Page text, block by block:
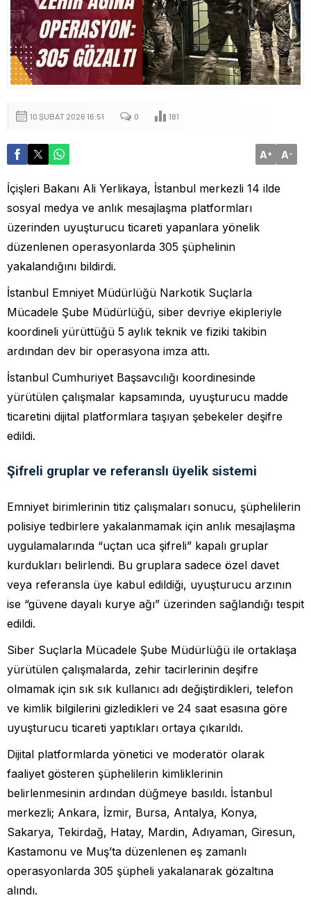
10 ŞUBAT 2026 16:51 0 181
A+ A-
İçişleri Bakanı Ali Yerlikaya, İstanbul merkezli 14 ilde
sosyal medya ve anlık mesajlaşma platformları
üzerinden uyuşturucu ticareti yapanlara yönelik
düzenlenen operasyonlarda 305 şüphelinin
yakalandığını bildirdi.
İstanbul Emniyet Müdürlüğü Narkotik Suçlarla
Mücadele Şube Müdürlüğü, siber devriye ekipleriyle
koordineli yürüttüğü 5 aylık teknik ve fiziki takibin
ardından dev bir operasyona imza attı.
İstanbul Cumhuriyet Başsavcılığı koordinesinde
yürütülen çalışmalar kapsamında, uyuşturucu madde
ticaretini dijital platformlara taşıyan şebekeler deşifre
edildi.
Şifreli gruplar ve referanslı üyelik sistemi
Emniyet birimlerinin titiz çalışmaları sonucu, şüphelilerin
polisiye tedbirlere yakalanmamak için anlık mesajlaşma
uygulamalarında “uçtan uca şifreli” kapalı gruplar
kurdukları belirlendi. Bu gruplara sadece özel davet
veya referansla üye kabul edildiği, uyuşturucu arzının
ise “güvene dayalı kurye ağı” üzerinden sağlandığı tespit
edildi.
Siber Suçlarla Mücadele Şube Müdürlüğü ile ortaklaşa
yürütülen çalışmalarda, zehir tacirlerinin deşifre
olmamak için sık sık kullanıcı adı değiştirdikleri, telefon
ve kimlik bilgilerini gizledikleri ve 24 saat esasına göre
uyuşturucu ticareti yaptıkları ortaya çıkarıldı.
Dijital platformlarda yönetici ve moderatör olarak
faaliyet gösteren şüphelilerin kimliklerinin
belirlenmesinin ardından düğmeye basıldı. İstanbul
merkezli; Ankara, İzmir, Bursa, Antalya, Konya,
Sakarya, Tekirdağ, Hatay, Mardin, Adıyaman, Giresun,
Kastamonu ve Muş’ta düzenlenen eş zamanlı
operasyonlarda 305 şüpheli yakalanarak gözaltına
alındı.